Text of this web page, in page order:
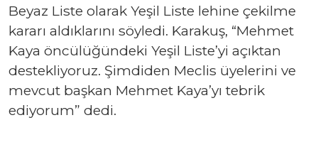
Beyaz Liste olarak Yeşil Liste lehine çekilme
kararı aldıklarını söyledi. Karakuş, “Mehmet
Kaya öncülüğündeki Yeşil Liste’yi açıktan
destekliyoruz. Şimdiden Meclis üyelerini ve
mevcut başkan Mehmet Kaya’yı tebrik
ediyorum” dedi.